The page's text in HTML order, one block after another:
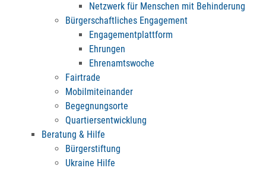
Netzwerk für Menschen mit Behinderung
Bürgerschaftliches Engagement
Engagementplattform
Ehrungen
Ehrenamtswoche
Fairtrade
Mobilmiteinander
Begegnungsorte
Quartiersentwicklung
Beratung & Hilfe
Bürgerstiftung
Ukraine Hilfe